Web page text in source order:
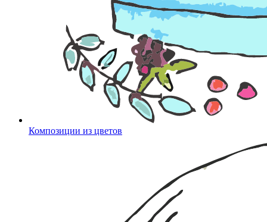
Композиции из цветов